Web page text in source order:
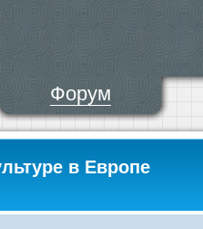
Форум
в Европе